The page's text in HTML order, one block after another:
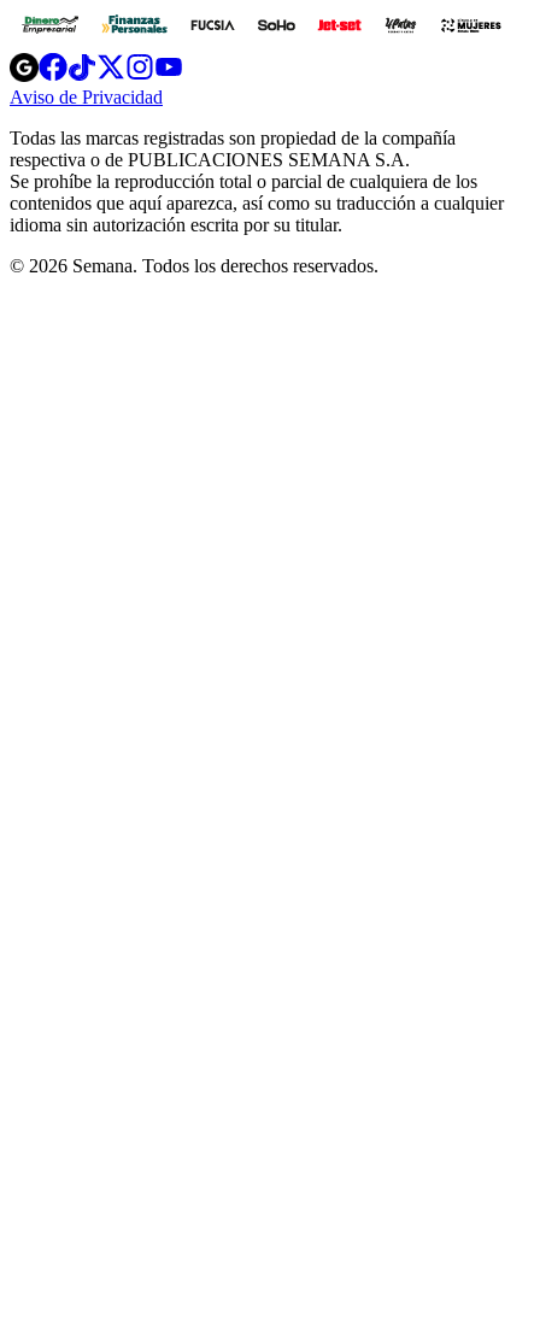
Opens
in
new
Opens
in
new
Opens
in
new
window
Opens
new
windowwindow
Aviso de Privacidad
new
window
Todas las marcas registradas son propiedad de la compañía
respectiva o de PUBLICACIONES SEMANA S.A.
Se prohíbe la reproducción total o parcial de cualquiera de los
contenidos que aquí aparezca, así como su traducción a cualquier
idioma sin autorización escrita por su titular.
© 2026 Semana. Todos los derechos reservados.